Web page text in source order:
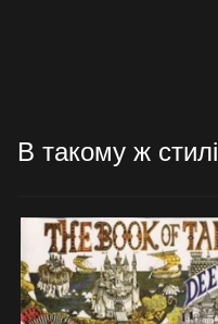
В такому ж стилі